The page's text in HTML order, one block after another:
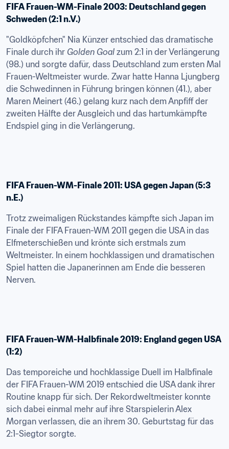
FIFA Frauen-WM-Finale 2003: Deutschland gegen
Schweden (2:1 n.V.)
"Goldköpfchen" Nia Künzer entschied das dramatische
Finale durch ihr Golden Goal zum 2:1 in der Verlängerung
(98.) und sorgte dafür, dass Deutschland zum ersten Mal
Frauen-Weltmeister wurde. Zwar hatte Hanna Ljungberg
die Schwedinnen in Führung bringen können (41.), aber
Maren Meinert (46.) gelang kurz nach dem Anpfiff der
zweiten Hälfte der Ausgleich und das hartumkämpfte
Endspiel ging in die Verlängerung.
FIFA Frauen-WM-Finale 2011: USA gegen Japan (5:3
n.E.)
Trotz zweimaligen Rückstandes kämpfte sich Japan im
Finale der FIFA Frauen-WM 2011 gegen die USA in das
Elfmeterschießen und krönte sich erstmals zum
Weltmeister. In einem hochklassigen und dramatischen
Spiel hatten die Japanerinnen am Ende die besseren
Nerven.
FIFA Frauen-WM-Halbfinale 2019: England gegen USA
(1:2)
Das temporeiche und hochklassige Duell im Halbfinale
der FIFA Frauen-WM 2019 entschied die USA dank ihrer
Routine knapp für sich. Der Rekordweltmeister konnte
sich dabei einmal mehr auf ihre Starspielerin Alex
Morgan verlassen, die an ihrem 30. Geburtstag für das
2:1-Siegtor sorgte.